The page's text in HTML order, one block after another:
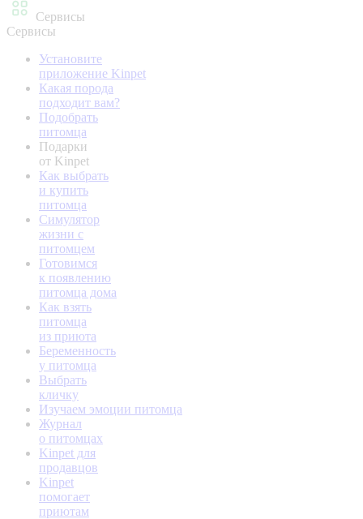
Сервисы
Сервисы
Установите
приложение Kinpet
Какая порода
подходит вам?
Подобрать
питомца
Подарки
от Kinpet
Как выбрать
и купить
питомца
Симулятор
жизни с
питомцем
Готовимся
к появлению
питомца дома
Как взять
питомца
из приюта
Беременность
у питомца
Выбрать
кличку
Изучаем эмоции питомца
Журнал
о питомцах
Kinpet для
продавцов
Kinpet
помогает
приютам